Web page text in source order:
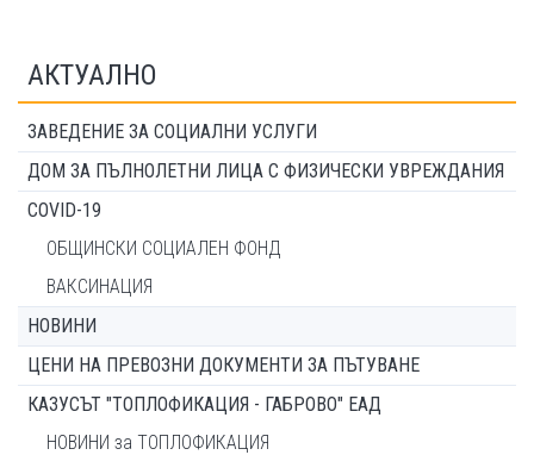
АКТУАЛНО
ЗАВЕДЕНИЕ ЗА СОЦИАЛНИ УСЛУГИ
ДОМ ЗА ПЪЛНОЛЕТНИ ЛИЦА С ФИЗИЧЕСКИ УВРЕЖДАНИЯ
COVID-19
ОБЩИНСКИ СОЦИАЛЕН ФОНД
ВАКСИНАЦИЯ
НОВИНИ
ЦЕНИ НА ПРЕВОЗНИ ДОКУМЕНТИ ЗА ПЪТУВАНЕ
КАЗУСЪТ "ТОПЛОФИКАЦИЯ - ГАБРОВО" ЕАД
НОВИНИ за ТОПЛОФИКАЦИЯ